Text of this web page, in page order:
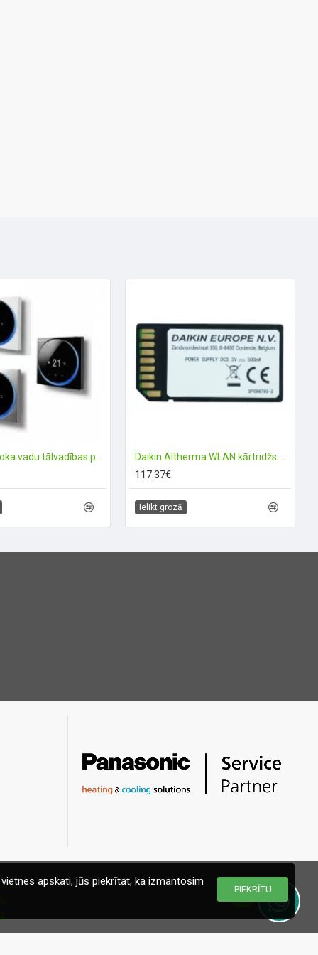
117.37€
Ielikt grozā
PIEKRĪTU
apskati, jūs piekrītat, ka izmantosim